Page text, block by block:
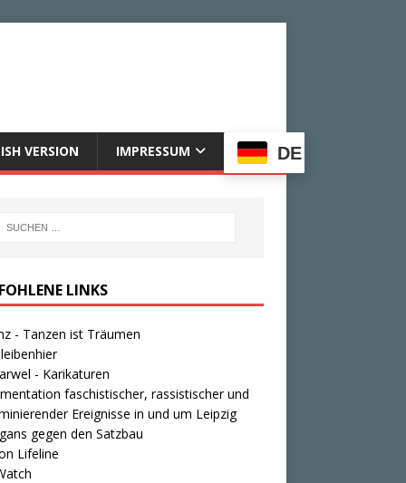
VERSION IMPRESSUM DE
LINKS
- Tanzen ist Träumen
- Karikaturen
faschistischer, rassistischer und
Ereignisse in und um Leipzig
gegen den Satzbau
Lifeline